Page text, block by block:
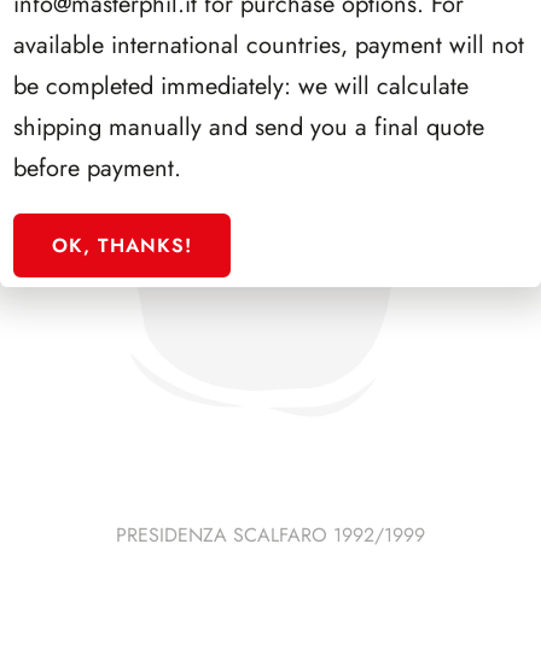
PRESIDENZA SCALFARO 1992/1999
available international countries, payment will not
be completed immediately: we will calculate
shipping manually and send you a final quote
before payment.
OK, THANKS!